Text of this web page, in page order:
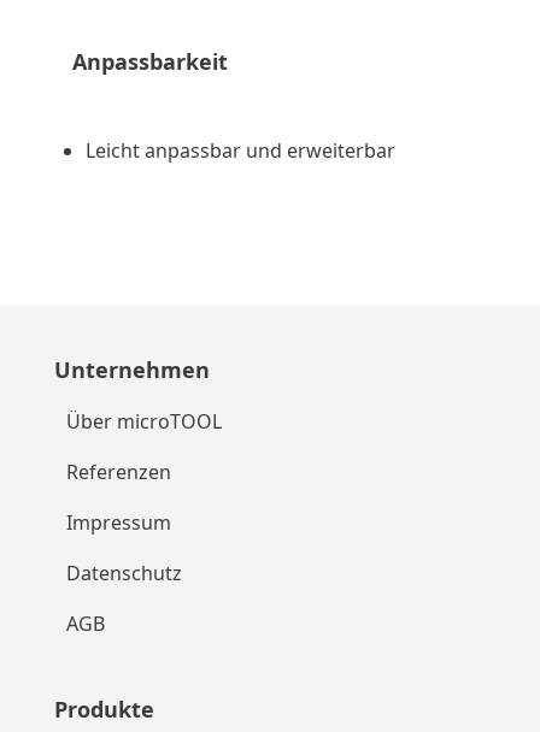
Anpassbarkeit
Leicht anpassbar und erweiterbar
Unternehmen
Über microTOOL
Referenzen
Impressum
Datenschutz
AGB
Produkte